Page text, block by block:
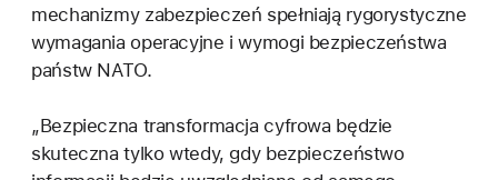
mechanizmy zabezpieczeń spełniają rygorystyczne
wymagania operacyjne i wymogi bezpieczeństwa
państw NATO.
„Bezpieczna transformacja cyfrowa będzie
skuteczna tylko wtedy, gdy bezpieczeństwo